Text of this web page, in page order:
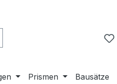
Prismen Bausätze